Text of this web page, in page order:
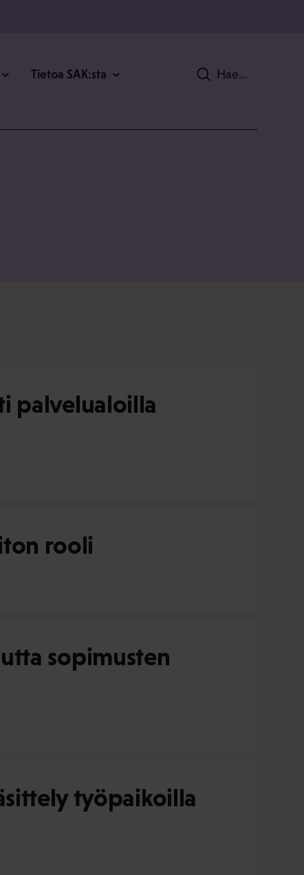
Tietoa SAK:sta Hae
palvelualoilla
rooli
sopimusten
työpaikoilla